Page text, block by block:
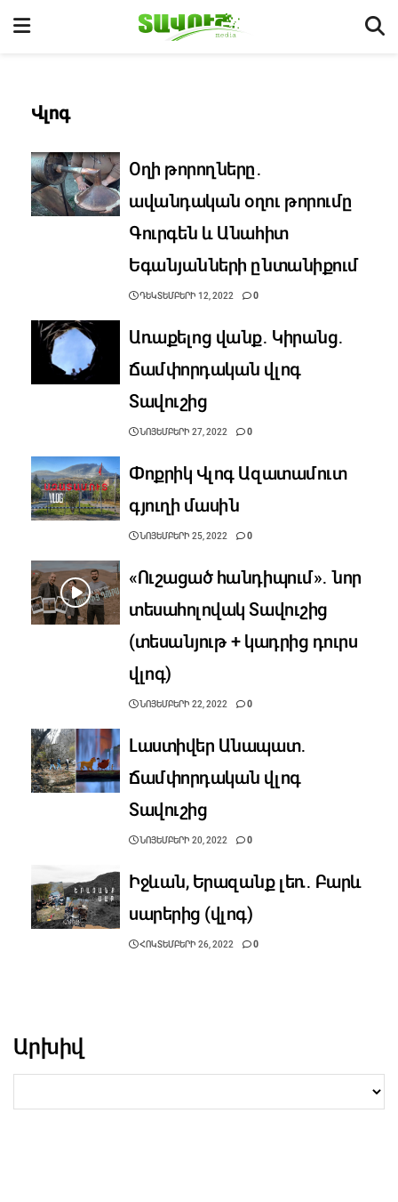
Վլոգ
Օղի թորողները․
ավանդական օղու թորումը
Գուրգեն և Անահիտ
Եգանյանների ընտանիքում
ԴԵԿՏԵՄԲԵՐԻ 12, 2022 0
Առաքելոց վանք․ Կիրանց․
Ճամփորդական վլոգ
Տավուշից
ՆՈՅԵՄԲԵՐԻ 27, 2022 0
Փոքրիկ Վլոգ Ազատամուտ
գյուղի մասին
ՆՈՅԵՄԲԵՐԻ 25, 2022 0
«Ուշացած հանդիպում»․ նոր
տեսահոլովակ Տավուշից
(տեսանյութ + կադրից դուրս
վլոգ)
ՆՈՅԵՄԲԵՐԻ 22, 2022 0
Լաստիվեր Անապատ․
Ճամփորդական վլոգ
Տավուշից
ՆՈՅԵՄԲԵՐԻ 20, 2022 0
Իջևան, Երազանք լեռ․ Բարև
սարերից (վլոգ)
ՀՈԿՏԵՄԲԵՐԻ 26, 2022 0
Արխիվ